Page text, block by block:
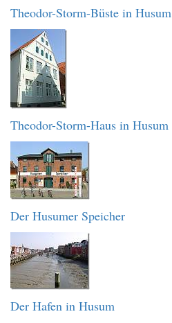
Theodor-Storm-Büste in Husum
Theodor-Storm-Haus in Husum
Der Husumer Speicher
Der Hafen in Husum